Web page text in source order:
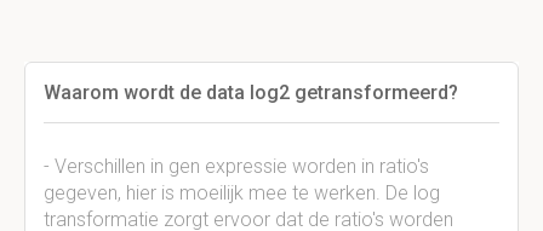
Waarom wordt de data log2 getransformeerd?
- Verschillen in gen expressie worden in ratio's
gegeven, hier is moeilijk mee te werken. De log
transformatie zorgt ervoor dat de ratio's worden